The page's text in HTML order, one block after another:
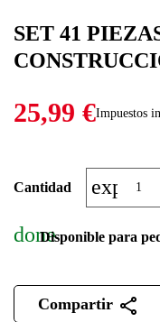
SET 41
25,99 €Impuestos
Cantidad
doneDisponible para
Compartir